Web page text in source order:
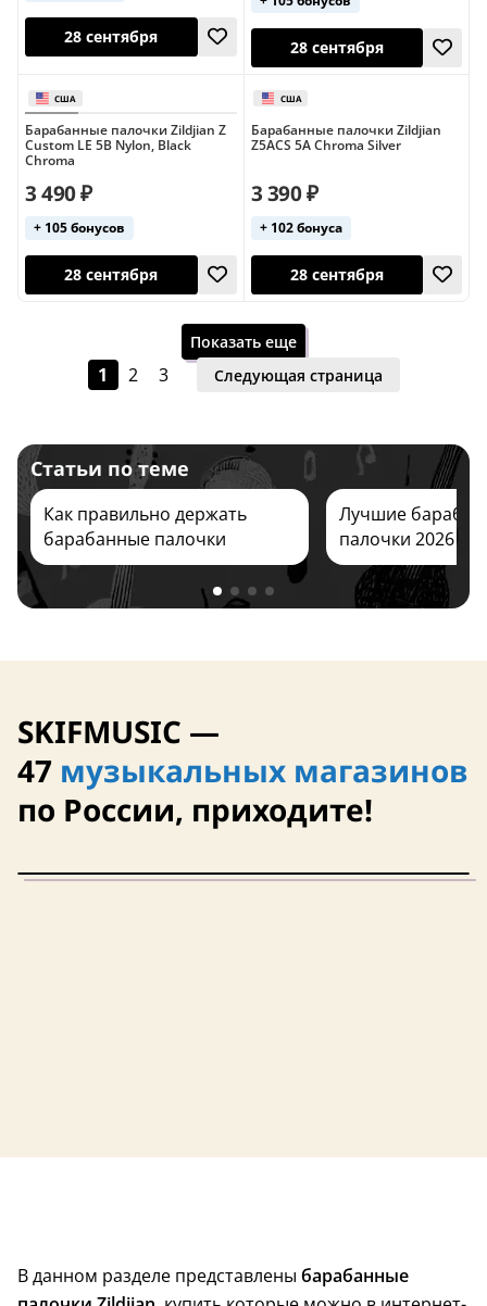
США
США США
США США
28 сентября
28 сентября
28 сентября
28 сентября
Барабанные палочки Zildjian Z
Custom LE 5B Nylon, Black
Chroma
3 490 ₽
+ 105 бонусов
Барабанные палочки Zildjian
Z5ACS 5A Chroma Silver
3 390 ₽
+ 102 бонуса
Показать еще
1 2 3 Следующая страница
Статьи по теме
Как правильно держать
барабанные палочки
Лучшие
палочки 2026
SKIFMUSIC —
47 музыкальных магазинов
по России, приходите!
В данном разделе представлены барабанные